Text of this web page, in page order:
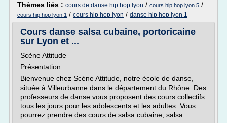
Thèmes liés : cours de danse hip hop lyon / cours hip hop lyon 5 /
cours hip hop lyon 1 / cours hip hop lyon / danse hip hop lyon 1
Cours danse salsa cubaine, portoricaine
sur Lyon et ...
Scène Attitude
Présentation
Bienvenue chez Scène Attitude, notre école de danse,
située à Villeurbanne dans le département du Rhône. Des
professeurs de danse vous proposent des cours collectifs
tous les jours pour les adolescents et les adultes. Vous
pourrez prendre des cours de salsa cubaine, salsa...